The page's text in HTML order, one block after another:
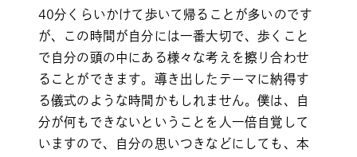
40分くらいかけて歩いて帰ることが多いのです
が、この時間が自分には一番大切で、歩くこと
で自分の頭の中にある様々な考えを擦り合わせ
ることができます。導き出したテーマに納得す
る儀式のような時間かもしれません。僕は、自
分が何もできないということを人一倍自覚して
いますので、自分の思いつきなどにしても、本